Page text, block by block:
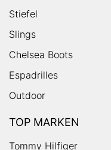
Stiefel
Slings
Chelsea Boots
Espadrilles
Outdoor
TOP MARKEN
Tommy Hilfiger